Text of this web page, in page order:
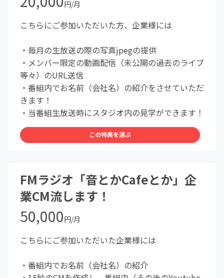
円/月
こちらにご参加いただいた方、企業様には
・毎月の生放送の際の写真jpegの提供
・メンバー限定の動画配信（未公開の過去のライブ
等々）のURL送信
・番組内でお名前（会社名）の紹介をさせていただ
きます！
・当番組生放送時にスタジオ内の見学ができます！
この特典を選ぶ
FMラジオ「音とかCafeとか」企
業CM流します！
50,000円/月
こちらにご参加いただいた企業様には
・番組内でお名前（会社名）の紹介